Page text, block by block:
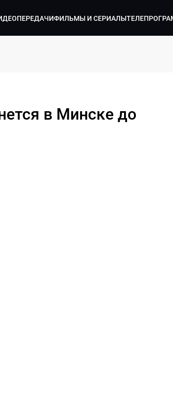
ПЕРЕДАЧИФИЛЬМЫ И СЕРИАЛЫ
в Минске до